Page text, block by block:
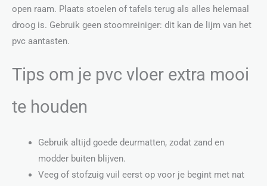
open raam. Plaats stoelen of tafels terug als alles helemaal
droog is. Gebruik geen stoomreiniger: dit kan de lijm van het
pvc aantasten.
Tips om je pvc vloer extra mooi
te houden
Gebruik altijd goede deurmatten, zodat zand en
modder buiten blijven.
Veeg of stofzuig vuil eerst op voor je begint met nat